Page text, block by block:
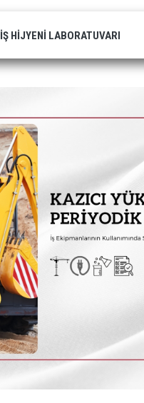
İŞ HIJYENI LABORATUVARI